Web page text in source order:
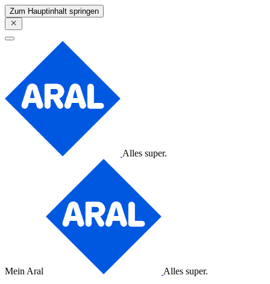
Zum Hauptinhalt springen
Alles super.
Mein Aral
Alles super.